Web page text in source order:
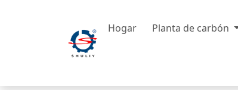
Hogar Planta de carbón